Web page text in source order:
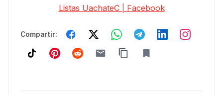
Listas UachateC | Facebook
Compartir: